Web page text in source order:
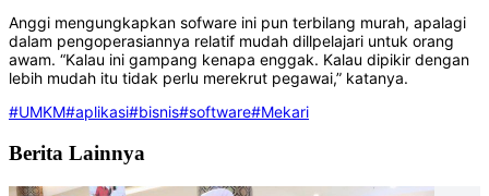
Anggi mengungkapkan sofware ini pun terbilang murah, apalagi
dalam pengoperasiannya relatif mudah dillpelajari untuk orang
awam. “Kalau ini gampang kenapa enggak. Kalau dipikir dengan
lebih mudah itu tidak perlu merekrut pegawai,” katanya.
#UMKM#aplikasi#bisnis#software#Mekari
Berita Lainnya